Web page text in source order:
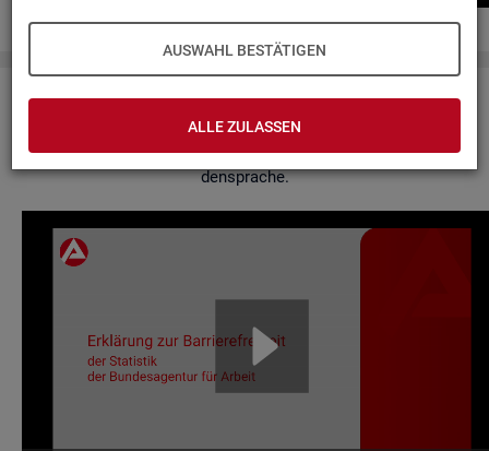
AUSWAHL BESTÄTIGEN
ALLE ZULASSEN
Er­klä­rung zur Bar­rie­re­frei­heit
Hier fin­den Sie un­se­re Er­klä­rung zur Bar­rie­re­frei­heit in Ge­bär­
den­spra­che.